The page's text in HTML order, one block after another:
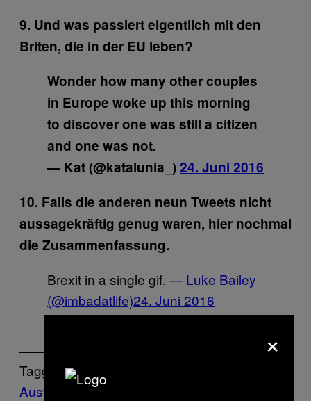
9. Und was passiert eigentlich mit den
Briten, die in der EU leben?
Wonder how many other couples
in Europe woke up this morning
to discover one was still a citizen
and one was not.
— Kat (@katalunia_)24. Juni 2016
10. Falls die anderen neun Tweets nicht
aussagekräftig genug waren, hier nochmal
die Zusammenfassung.
Brexit in a single gif. — Luke Bailey
(@imbadatlife)24. Juni 2016
Tagged:
Austritt
Brexit
×